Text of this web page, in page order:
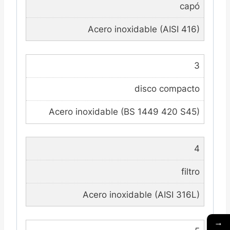
capó
Acero inoxidable (AISI 416)
3
disco compacto
Acero inoxidable (BS 1449 420 S45)
4
filtro
Acero inoxidable (AISI 316L)
→